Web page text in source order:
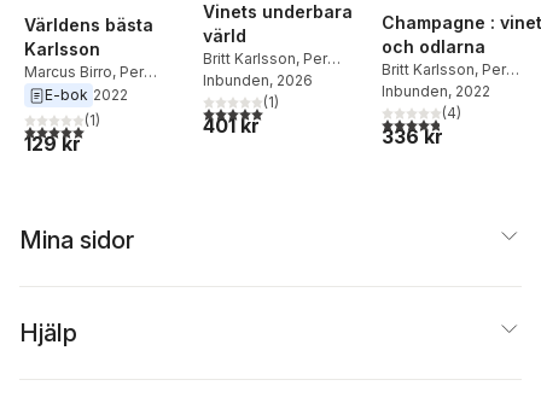
Världens bästa
Karlsson
Marcus Birro, Per
Karlsson
E-bok 2022
5,0utav 5 stjärnor. Totalt antal röster:
(1)
129 kr
Vinets underbara
värld
Britt Karlsson, Per
Karlsson
Inbunden, 2026
5,0utav 5 stjärnor. Totalt antal röster:
(1)
401 kr
Champagne : vinet
och odlarna
Britt Karlsson, Per
Karlsson
Inbunden, 2022
4,8utav 5 stjärnor.
(4)
336 kr
Mina sidor
Hjälp